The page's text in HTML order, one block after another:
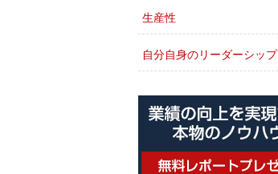
生産性
自分自身のリーダーシップ